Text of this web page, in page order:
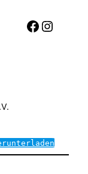
Facebook Instagram